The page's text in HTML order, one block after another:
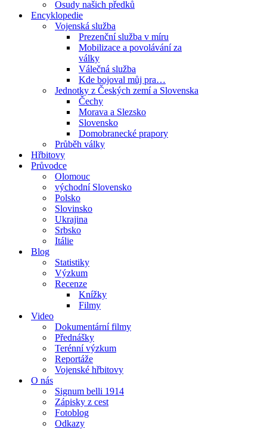
Osudy našich předků
Encyklopedie
Vojenská služba
Prezenční služba v míru
Mobilizace a povolávání za
války
Válečná služba
Kde bojoval můj pra…
Jednotky z Českých zemí a Slovenska
Čechy
Morava a Slezsko
Slovensko
Domobranecké prapory
Průběh války
Hřbitovy
Průvodce
Olomouc
východní Slovensko
Polsko
Slovinsko
Ukrajina
Srbsko
Itálie
Blog
Statistiky
Výzkum
Recenze
Knížky
Filmy
Video
Dokumentární filmy
Přednášky
Terénní výzkum
Reportáže
Vojenské hřbitovy
O nás
Signum belli 1914
Zápisky z cest
Fotoblog
Odkazy